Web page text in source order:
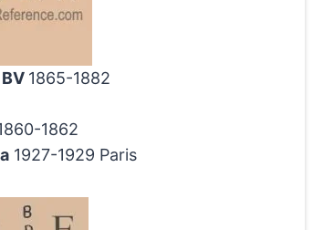
BV 1865-1882
1862
1927-1929 Paris